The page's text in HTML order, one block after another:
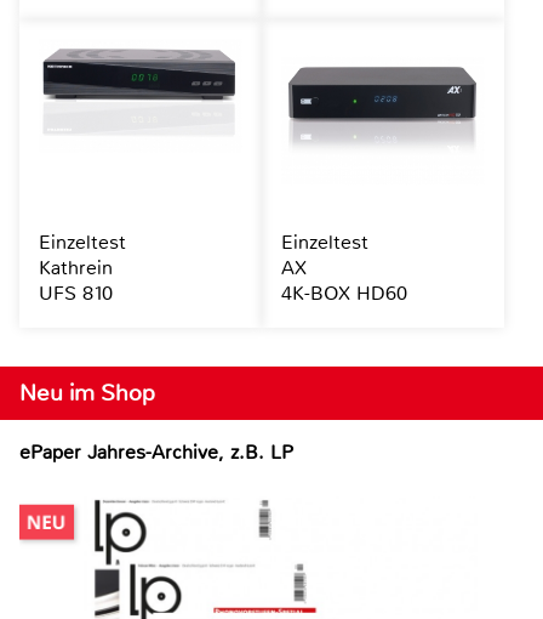
Neu im Shop
ePaper Jahres-Archive, z.B. LP
Einzeltest
Kathrein
UFS 810
Einzeltest
AX
4K-BOX HD60